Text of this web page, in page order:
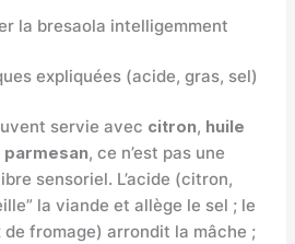
la bresaola intelligemment
expliquées (acide, gras, sel)
servie avec citron, huile
parmesan, ce n’est pas une
sensoriel. L’acide (citron,
la viande et allège le sel ; le
fromage) arrondit la mâche ;